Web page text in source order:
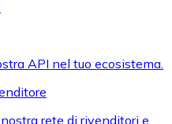
API nel tuo ecosistema.
rete di rivenditori e